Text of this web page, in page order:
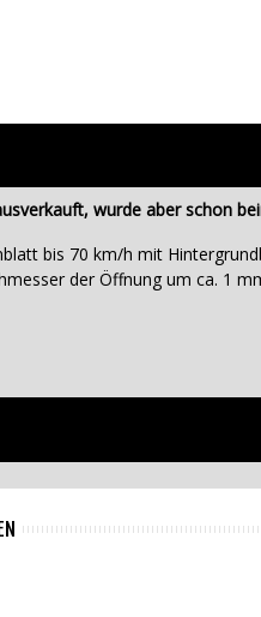
wurde aber schon
bis 70 km/h mit
der Öffnung um ca. 1